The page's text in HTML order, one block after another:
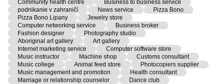
Community health centre
Business to business service
podnikanie v zahraničí
News service
Pizza Bono
Pizza Bono Lipany
Jewelry store
Computer networking service
Business broker
Fashion designer
Photography studio
Aboriginal art gallery
Art gallery
Internet marketing service
Computer software store
Music instructor
Machine shop
Customs consultant
Music college
Animal feed store
Photocopiers supplier
Music management and promotion
Health consultant
Marriage or relationship counselor
Dance club